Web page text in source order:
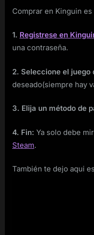
Comprar en Kinguin
1. Registrese en
una contraseña.
2. Seleccione el juego
deseado(siempre hay
3. Elija un método de
4. Fin: Ya solo debe
Steam.
También te dejo aqui